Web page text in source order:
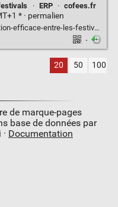
· ERP · cofees.fr
* · permalien
boite-a-outils-methodologique-et-reglementaire/
·
20 50 100
de marque-pages
base de données par
Documentation